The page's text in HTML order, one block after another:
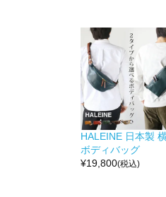
HALEINE 日本製
ボディバッグ
¥19,800(税込)